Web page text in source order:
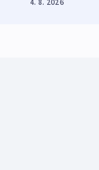
4. 8. 2026